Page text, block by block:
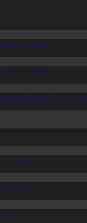
жарияланды
жарияланды
жолдамасы қажет
жүр
артты
бекітілді